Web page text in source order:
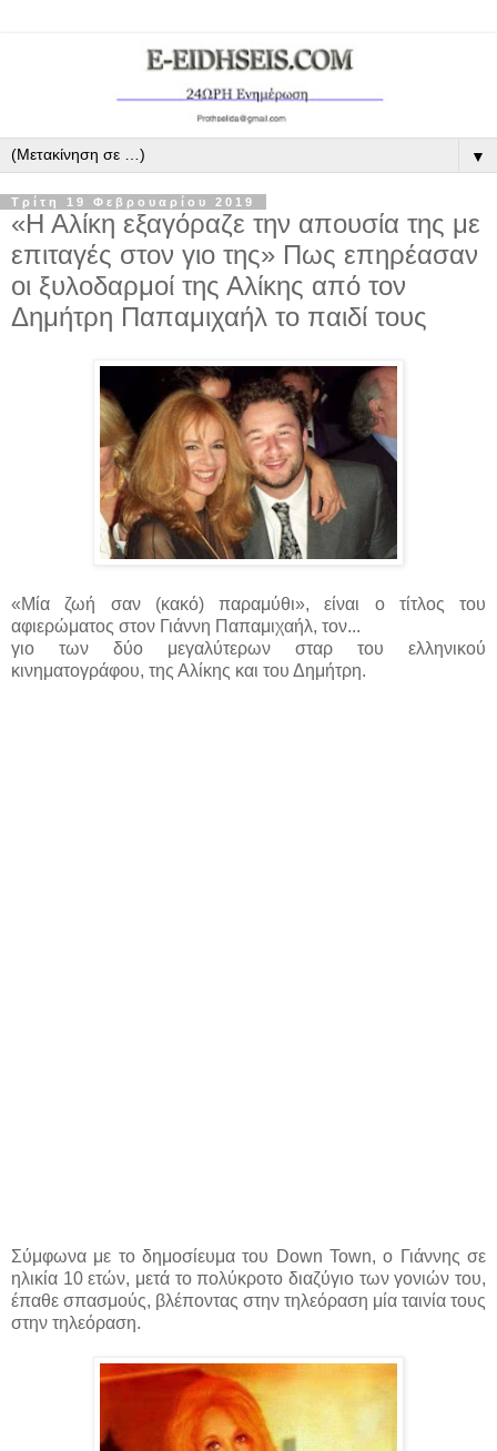
▼
Τρίτη 19 Φεβρουαρίου 2019
«Η Αλίκη εξαγόραζε την απουσία της με
επιταγές στον γιο της» Πως επηρέασαν
οι ξυλοδαρμοί της Αλίκης από τον
Δημήτρη Παπαμιχαήλ το παιδί τους
«Μία ζωή σαν (κακό) παραμύθι», είναι ο τίτλος του
αφιερώματος στον Γιάννη Παπαμιχαήλ, τον...
γιο των δύο μεγαλύτερων σταρ του ελληνικού
κινηματογράφου, της Αλίκης και του Δημήτρη.
Σύμφωνα με το δημοσίευμα του Down Town, ο Γιάννης σε
ηλικία 10 ετών, μετά το πολύκροτο διαζύγιο των γονιών του,
έπαθε σπασμούς, βλέποντας στην τηλεόραση μία ταινία τους
στην τηλεόραση.